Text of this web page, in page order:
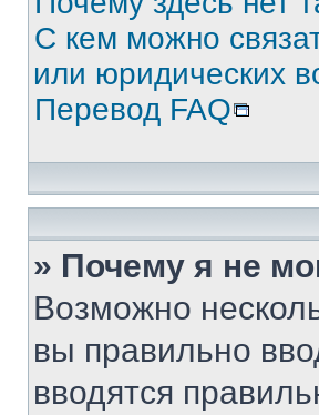
С кем можно
или юридических
Перевод FAQ
» Почему я не
Возможно
вы правильно
вводятся